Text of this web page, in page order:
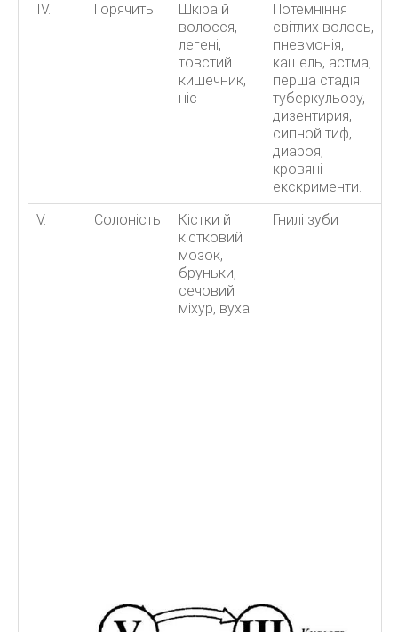
IV. Горячить
Шкіра й
волосся,
легені,
товстий
кишечник,
ніс
Потемніння
світлих волось,
пневмонія,
кашель, астма,
перша стадія
туберкульозу,
дизентирия,
сипной тиф,
диароя,
кровяні
екскрименти.
V.
Солоність
Кістки й
кістковий
мозок,
бруньки,
сечовий
міхур, вуха
Гнилі зуби